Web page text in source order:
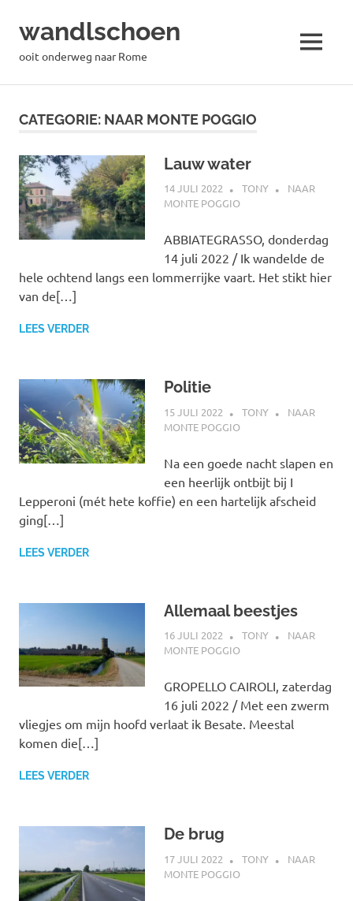
inhoud
wandlschoen
ooit onderweg naar Rome MENU
CATEGORIE: NAAR MONTE POGGIO
Lauw water
14 JULI 2022 TONY
NAAR
MONTE POGGIO
ABBIATEGRASSO, donderdag
14 juli 2022 / Ik wandelde de
hele ochtend langs een lommerrijke vaart. Het stikt hier
van de[…]
LEES VERDER
Politie
15 JULI 2022 TONY
NAAR
MONTE POGGIO
Na een goede nacht slapen en
een heerlijk ontbijt bij I
Lepperoni (mét hete koffie) en een hartelijk afscheid
ging[…]
LEES VERDER
Allemaal beestjes
16 JULI 2022 TONY
NAAR
MONTE POGGIO
GROPELLO CAIROLI, zaterdag
16 juli 2022 / Met een zwerm
vliegjes om mijn hoofd verlaat ik Besate. Meestal
komen die[…]
LEES VERDER
De brug
17 JULI 2022 TONY
NAAR
MONTE POGGIO